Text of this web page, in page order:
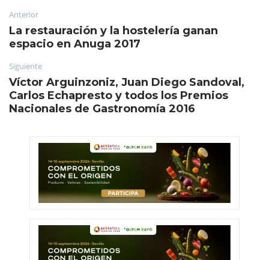
Anterior
La restauración y la hostelería ganan
espacio en Anuga 2017
Siguiente
Víctor Arguinzoniz, Juan Diego Sandoval,
Carlos Echapresto y todos los Premios
Nacionales de Gastronomía 2016